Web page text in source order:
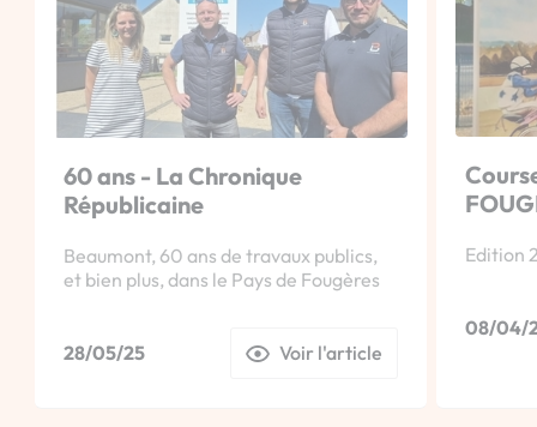
60 ans - La Chronique
Républicaine
Beaumont, 60 ans de travaux publics,
et bien plus, dans le Pays de Fougères
28/05/25 Voir l'article
Edition
08/04/